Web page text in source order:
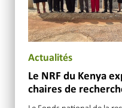
Actualités
Le NRF du Kenya
chaires de